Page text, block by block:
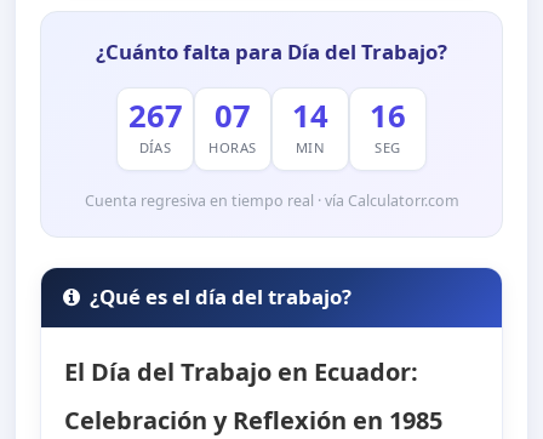
¿Cuánto falta para Día del Trabajo?
267
DÍAS
07
HORAS
14
MIN
15
SEG
Cuenta regresiva en tiempo real · vía Calculatorr.com
¿Qué es el día del trabajo?
El Día del Trabajo en Ecuador:
Celebración y Reflexión en 1985